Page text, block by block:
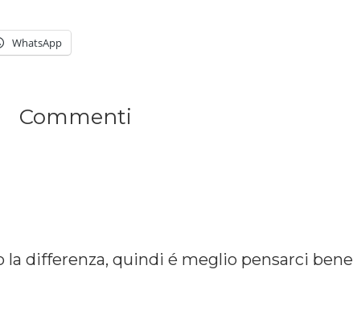
WhatsApp
Commenti
la differenza, quindi é meglio pensarci bene